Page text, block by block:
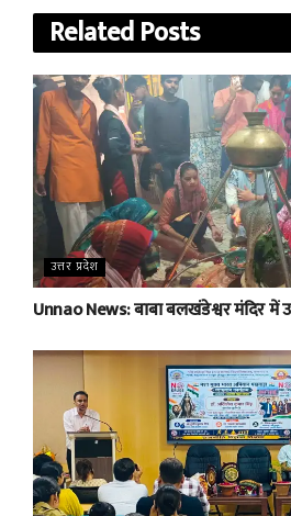
RelatedPosts
उत्तर प्रदेश
Unnao News: बाबा बलखंडेश्वर मंदिर में